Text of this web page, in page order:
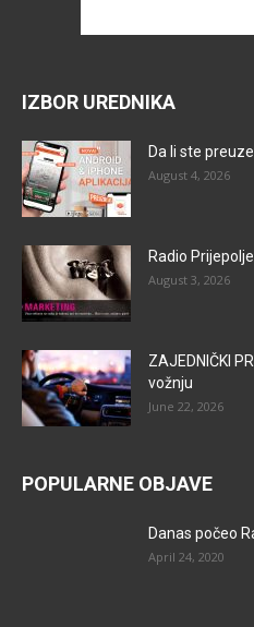
IZBOR UREDNIKA
Da li ste
August 4, 2026
Radio
August 3, 2026
ZAJEDNIČKI
vožnju
June 22, 2026
POPULARNE OBJAVE
Danas počeo
April 24, 2020